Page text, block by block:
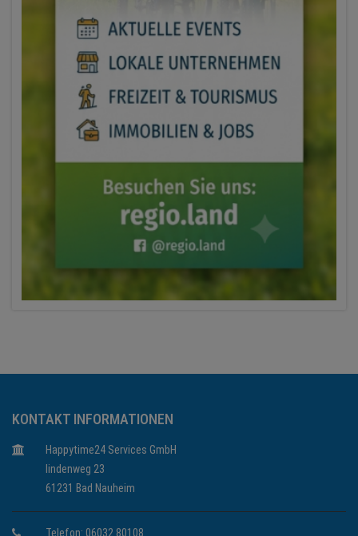
KONTAKT INFORMATIONEN
Happytime24 Services GmbH
lindenweg 23
61231 Bad Nauheim
Telefon: 06032 80108